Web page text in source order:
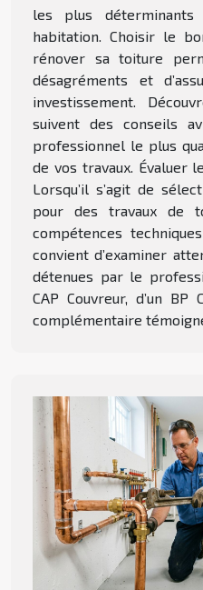
les plus déterminants
habitation. Choisir le
rénover sa toiture
désagréments et
investissement.
suivent des conseils
professionnel le plus
de vos travaux. Évaluer
Lorsqu’il s’agit de
pour des travaux de
compétences
convient d’examiner
détenues par le
CAP Couvreur, d’un BP
complémentaire